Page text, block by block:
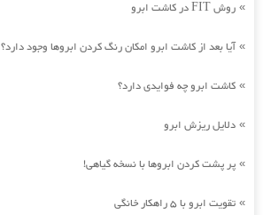
» روش FIT در کاشت ابرو
»آیا بعد از کاشت ابرو امکان رنگ کردن ابروها وجود دارد؟
» کاشت ابرو چه فوایدی دارد؟
» دلایل ریزش ابرو
» پر پشت کردن ابروها با نسخه گیاهی!
» تقویت ابرو با 5 راهکار خانگی